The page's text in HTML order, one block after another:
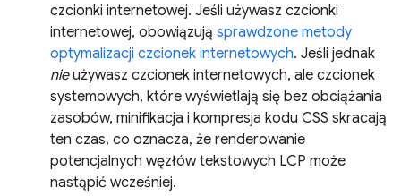
czcionki internetowej. Jeśli używasz czcionki
internetowej, obowiązują sprawdzone metody
optymalizacji czcionek internetowych. Jeśli jednak
nieużywasz czcionek internetowych, ale czcionek
systemowych, które wyświetlają się bez obciążania
zasobów, minifikacja i kompresja kodu CSS skracają
ten czas, co oznacza, że renderowanie
potencjalnych węzłów tekstowych LCP może
nastąpić wcześniej.